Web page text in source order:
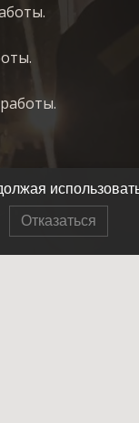
Отказаться